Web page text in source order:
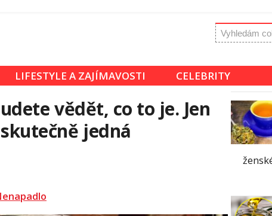
LIFESTYLE A ZAJÍMAVOSTI CELEBRITY
vědět, co to je. Jen
jedná